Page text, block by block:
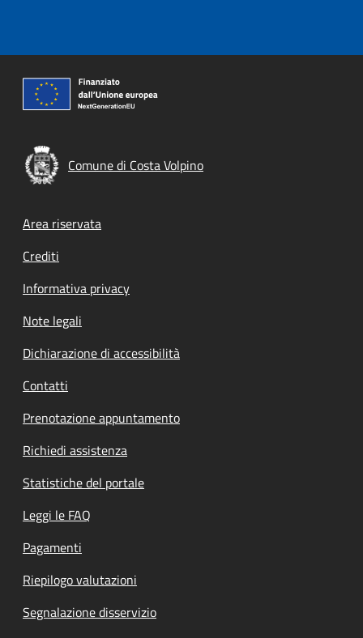
Comune di Costa Volpino
Footer menu
Area riservata
Crediti
Informativa privacy
Note legali
Dichiarazione di accessibilità
Contatti
Prenotazione appuntamento
Richiedi assistenza
Statistiche del portale
Leggi le FAQ
Pagamenti
Riepilogo valutazioni
Segnalazione disservizio